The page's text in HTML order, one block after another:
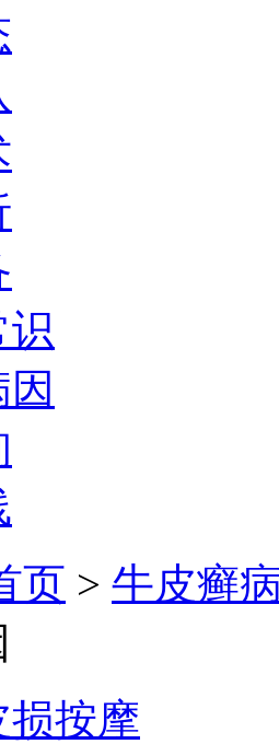
识
页 > 牛皮癣
按摩